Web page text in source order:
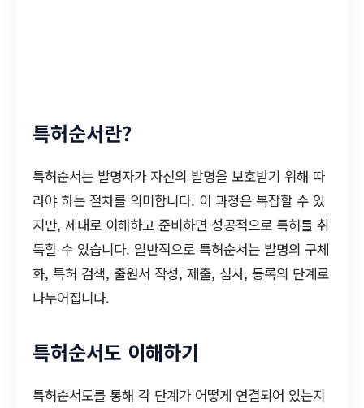
특허순서란?
특허순서는 발명자가 자신의 발명을 보호받기 위해 따
라야 하는 절차를 의미합니다. 이 과정은 복잡할 수 있
지만, 제대로 이해하고 준비하면 성공적으로 특허를 취
득할 수 있습니다. 일반적으로 특허순서는 발명의 구체
화, 특허 검색, 출원서 작성, 제출, 심사, 등록의 단계로
나누어집니다.
특허순서도 이해하기
특허순서도를 통해 각 단계가 어떻게 연결되어 있는지